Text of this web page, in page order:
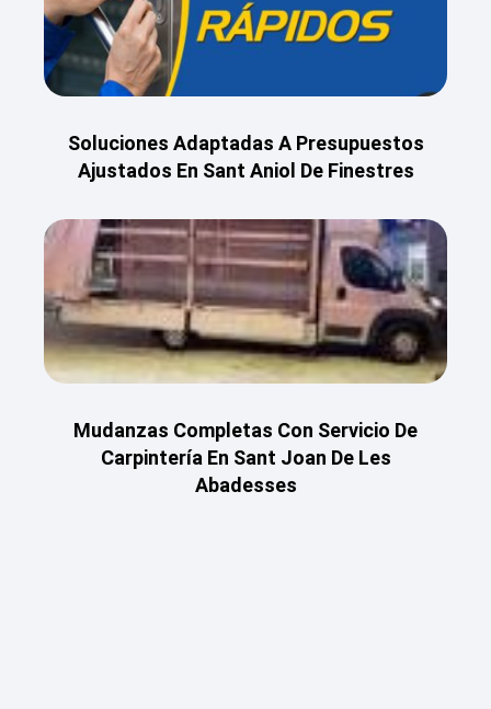
Soluciones Adaptadas A Presupuestos
Ajustados En Sant Aniol De Finestres
Mudanzas Completas Con Servicio De
Carpintería En Sant Joan De Les
Abadesses